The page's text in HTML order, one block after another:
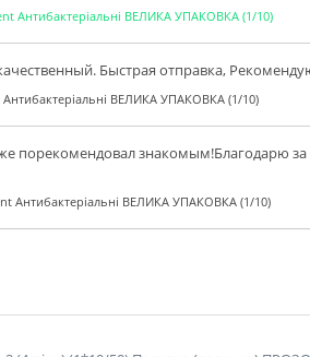
Антибактеріальні ВЕЛИКА УПАКОВКА (1/10)
Быстрая отправка,
ВЕЛИКА УПАКОВКА (1/10)
знакомым!Благодарю за
Антибактеріальні ВЕЛИКА УПАКОВКА (1/10)